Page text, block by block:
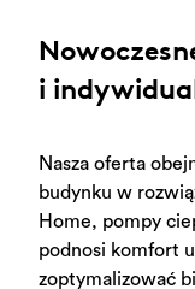
i
Nasza oferta
budynku w
Home, pompy
podnosi komfort
zoptymalizować